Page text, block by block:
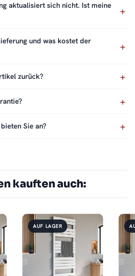
aktualisiert sich nicht. Ist meine
und was kostet der
zurück?
Sie an?
kauften auch:
AUF LAGER